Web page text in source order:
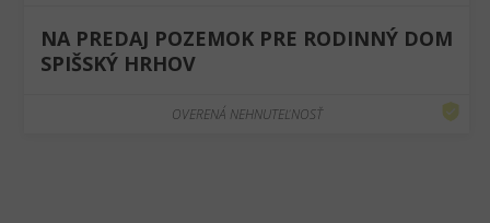
NA PREDAJ POZEMOK PRE RODINNÝ DOM
SPIŠSKÝ HRHOV
OVERENÁ NEHNUTEĽNOSŤ